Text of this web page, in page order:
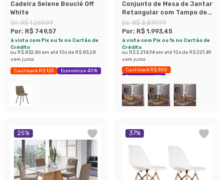
Cadeira Selene Bouclé Off
White
De:R$ 1.269,99
Por: R$ 749,57
à vista com Pix ou 1x no Cartão de
Crédito
ou R$ 832,86 em até10x de R$ 83,28
sem juros
Cashback R$ 125 Economize 40%
Conjunto de Mesa de Jantar
Retangular com Tampo de
Vidro Off White Berlim e 4
Cadeiras Alegra Veludo
Creme e Imbuia
De:R$ 3.879,99
Por: R$ 1.993,45
à vista com Pix ou 1x no Cartão de
Crédito
ou R$ 2.214,94 em até10x de R$ 221,49
sem juros
Cashback R$ 300
Economize 48%
25% 37%